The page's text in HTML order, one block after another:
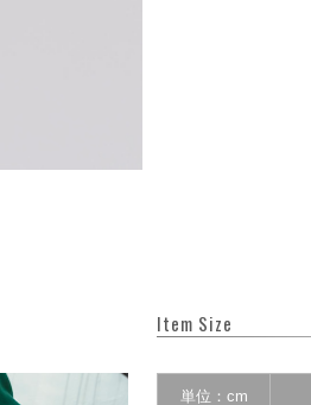
Item Size
単位：cm